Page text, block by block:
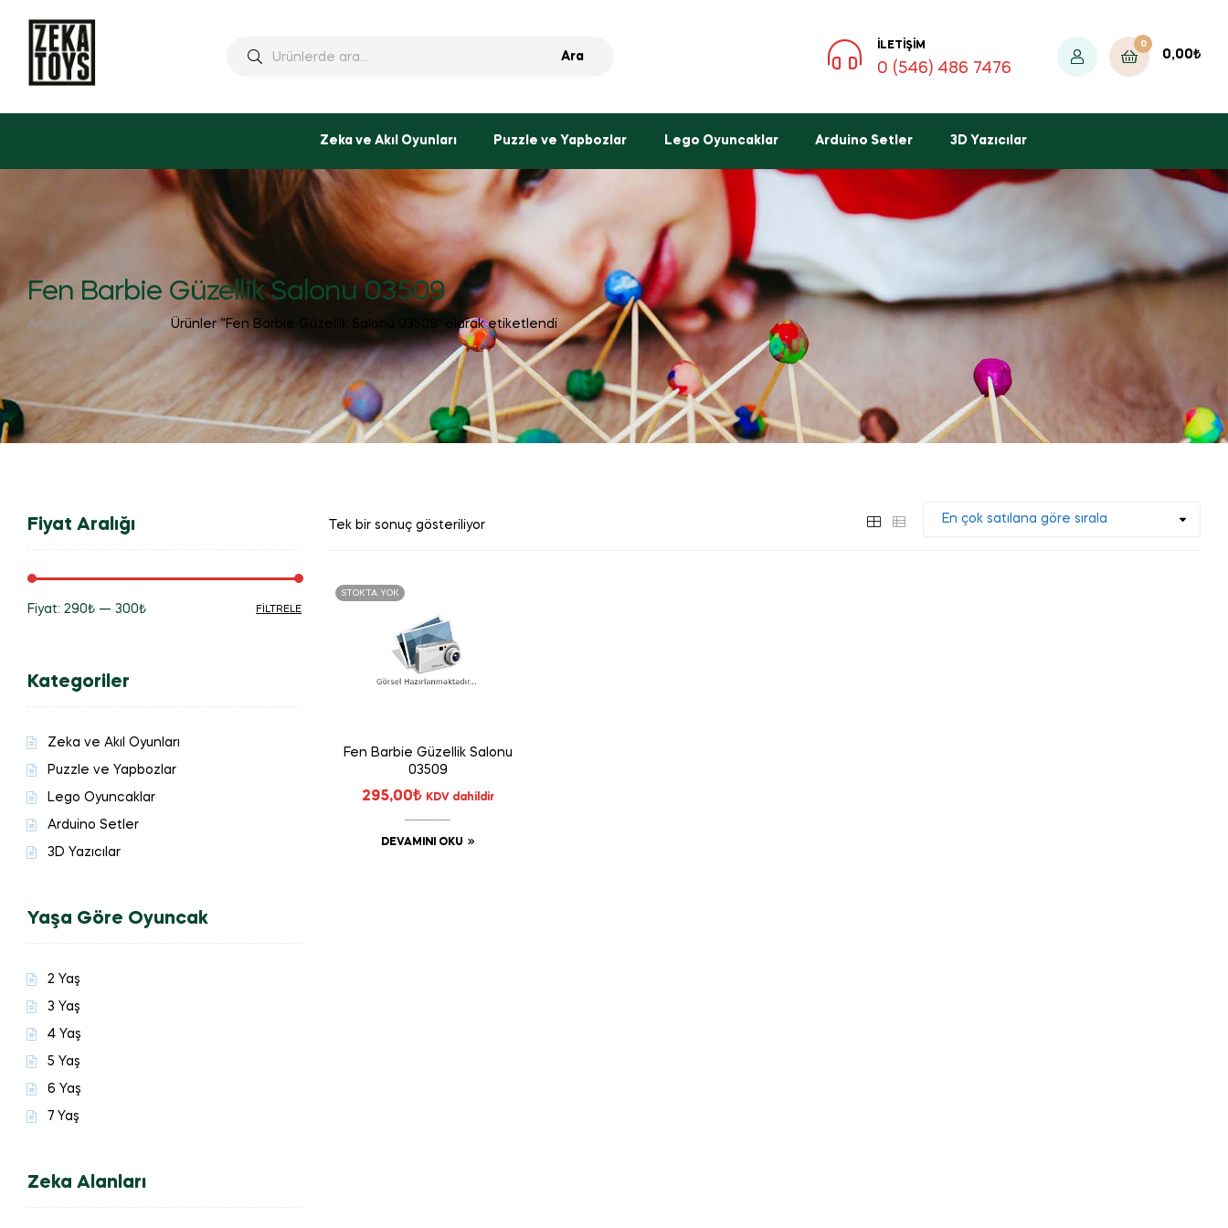
Ara
İLETIŞIM
0 (546) 486 7476
0
0,00₺
Zeka ve Akıl Oyunları Puzzle ve Yapbozlar Lego Oyuncaklar Arduino Setler 3D Yazıcılar
Fen Barbie Güzellik Salonu 03509
Ana Sayfa Ürünler “Fen Barbie Güzellik Salonu 03509” olarak etiketlendi
Tek bir sonuç gösteriliyor
STOKTA YOK
Fen Barbie Güzellik Salonu
03509
295,00₺ KDV dahildir
DEVAMINI OKU
Fiyat Aralığı
FILTRELE
Fiyat: 290₺ — 300₺
Kategoriler
Zeka ve Akıl Oyunları
Puzzle ve Yapbozlar
Lego Oyuncaklar
Arduino Setler
3D Yazıcılar
Yaşa Göre Oyuncak
2 Yaş
3 Yaş
4 Yaş
5 Yaş
6 Yaş
7 Yaş
Zeka Alanları